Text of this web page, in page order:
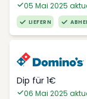
05 Mai 2025
LIEFERN
Dip für 1€
06 Mai 2025